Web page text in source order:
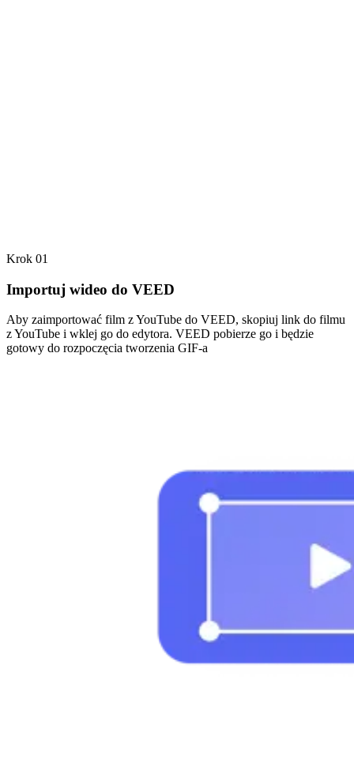
Krok 01
Importuj wideo do VEED
Aby zaimportować film z YouTube do VEED, skopiuj link do filmu
z YouTube i wklej go do edytora. VEED pobierze go i będzie
gotowy do rozpoczęcia tworzenia GIF-a